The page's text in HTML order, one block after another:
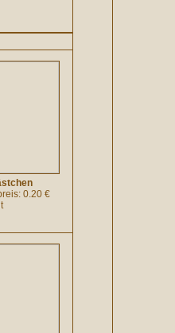
0.20 €